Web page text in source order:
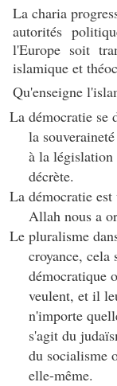
La charia
autorités
l'Europe soit
islamique et
Qu'enseigne
La démocratie se
la
à la
décrète.
La démocratie
Allah nous a
Le pluralisme
croyance, cela
démocratique
veulent, et il
n'importe
s'agit du
du socialisme
elle-même.